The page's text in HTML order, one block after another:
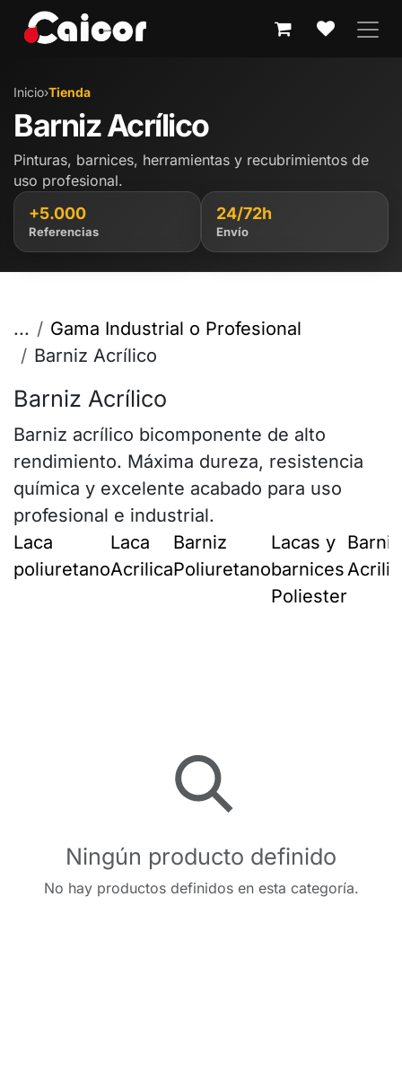
Inicio›Tienda
Barniz Acrílico
Pinturas, barnices, herramientas y recubrimientos de
uso profesional.
+5.000
Referencias
24/72h
Envío
...
Gama Industrial o Profesional
Barniz Acrílico
Barniz Acrílico
Barniz acrílico bicomponente de alto
rendimiento. Máxima dureza, resistencia
química y excelente acabado para uso
profesional e industrial.
Laca
poliuretano
Laca
Acrilica
Barniz
Poliuretano
Lacas y
barnices
Poliester
Barniz
Ningún producto definido
No hay productos definidos en esta categoría.